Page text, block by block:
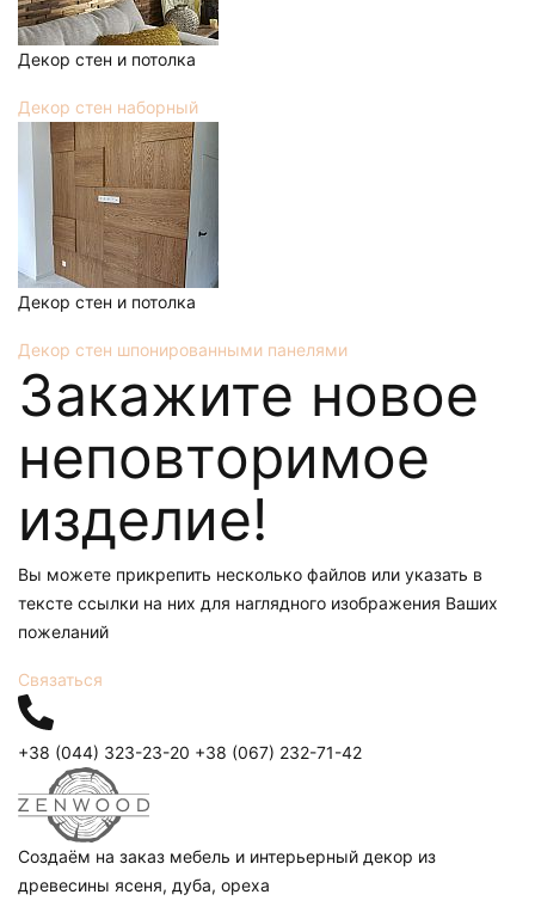
Декор стен и потолка
Декор стен наборный
Декор стен и потолка
Декор стен шпонированными панелями
Закажите новое
неповторимое
изделие!
Вы можете прикрепить несколько файлов или указать в
тексте ссылки на них для наглядного изображения Ваших
пожеланий
Связаться
+38 (044) 323-23-20 +38 (067) 232-71-42
Создаём на заказ мебель и интерьерный декор из
древесины ясеня, дуба, ореха